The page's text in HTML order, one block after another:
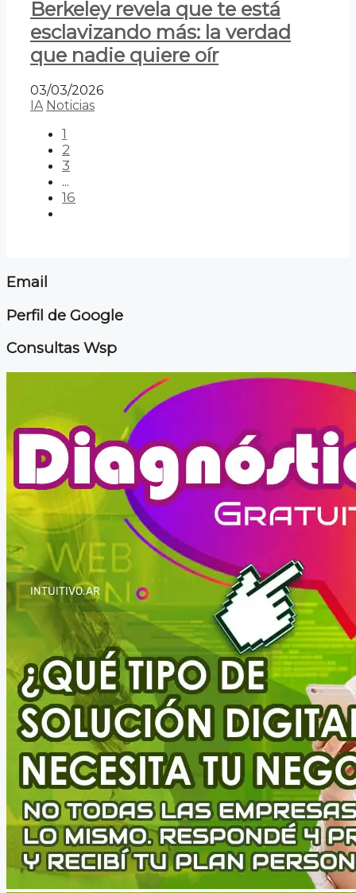
Berkeley revela que te está
esclavizando más: la verdad
que nadie quiere oír
03/03/2026
IA Noticias
1
2
3
...
16
Email
Perfil de Google
Consultas Wsp